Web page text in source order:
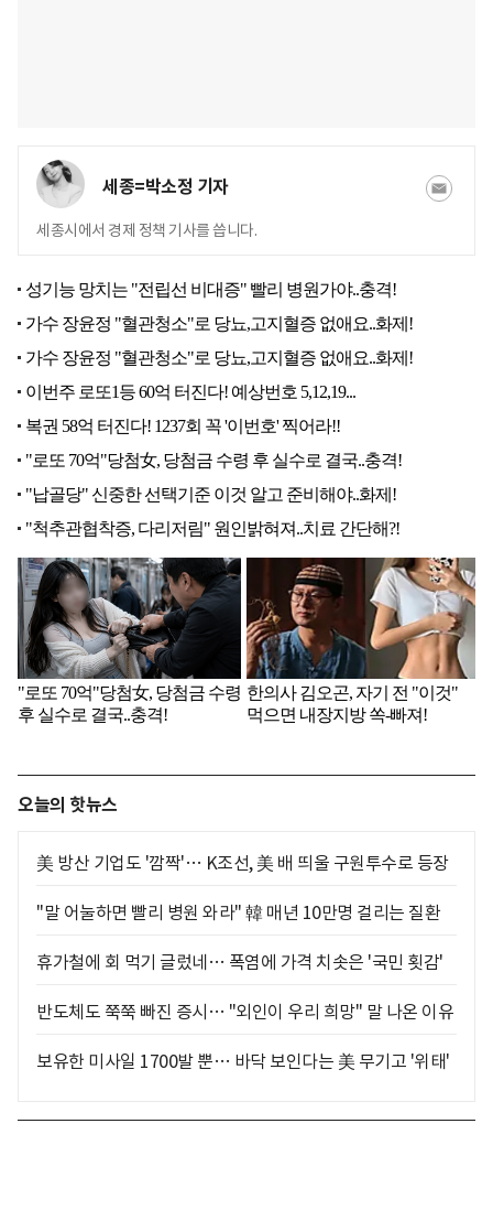
세종=박소정 기자
세종시에서 경제 정책 기사를 씁니다.
오늘의 핫뉴스
美 방산 기업도 '깜짝'… K조선, 美 배 띄울 구원투수로 등장
"말 어눌하면 빨리 병원 와라" 韓 매년 10만명 걸리는 질환
휴가철에 회 먹기 글렀네… 폭염에 가격 치솟은 '국민 횟감'
반도체도 쭉쭉 빠진 증시… "외인이 우리 희망" 말 나온 이유
보유한 미사일 1700발 뿐… 바닥 보인다는 美 무기고 '위태'